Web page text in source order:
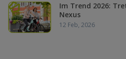
Im Trend 2026:
Nexus
12 Feb, 2026